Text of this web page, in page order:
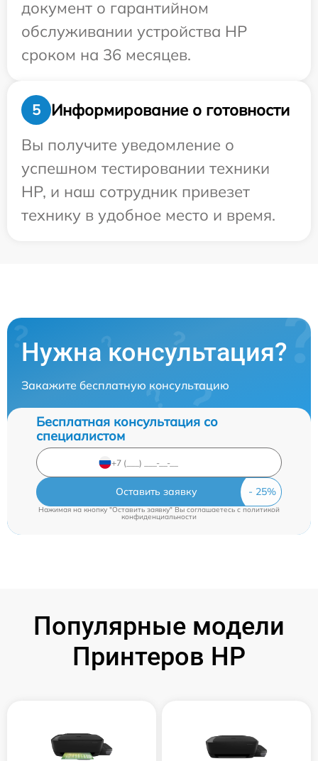
документ о гарантийном
обслуживании устройства HP
сроком на 36 месяцев.
5
Информирование о готовности
Вы получите уведомление о
успешном тестировании техники
HP, и наш сотрудник привезет
технику в удобное место и время.
Нужна консультация?
Закажите бесплатную консультацию
Бесплатная консультация со
специалистом
Оставить заявку
Нажимая на кнопку "Оставить заявку" Вы соглашаетесь c политикой
конфиденциальности
Популярные модели
Принтеров HP